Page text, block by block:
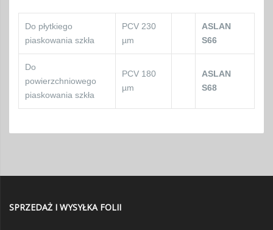
Do płytkiego
piaskowania szkła
PCV 230
µm
ASLAN
S66
Do
powierzchniowego
piaskowania szkła
PCV 180
µm
ASLAN
S68
SPRZEDAŻ I WYSYŁKA FOLII